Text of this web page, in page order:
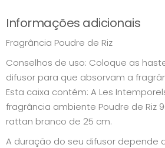
Informações adicionais
Fragrância Poudre de Riz
Conselhos de uso: Coloque as
difusor para que absorvam a
Esta caixa contém: A Les
fragrância ambiente Poudre de Riz
rattan branco de 25 cm.
A duração do seu difusor depende